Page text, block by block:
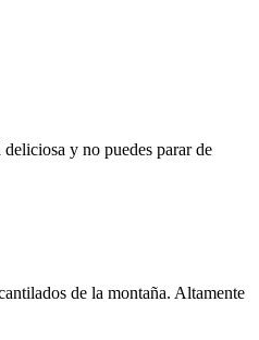
y no puedes parar de
de la montaña. Altamente